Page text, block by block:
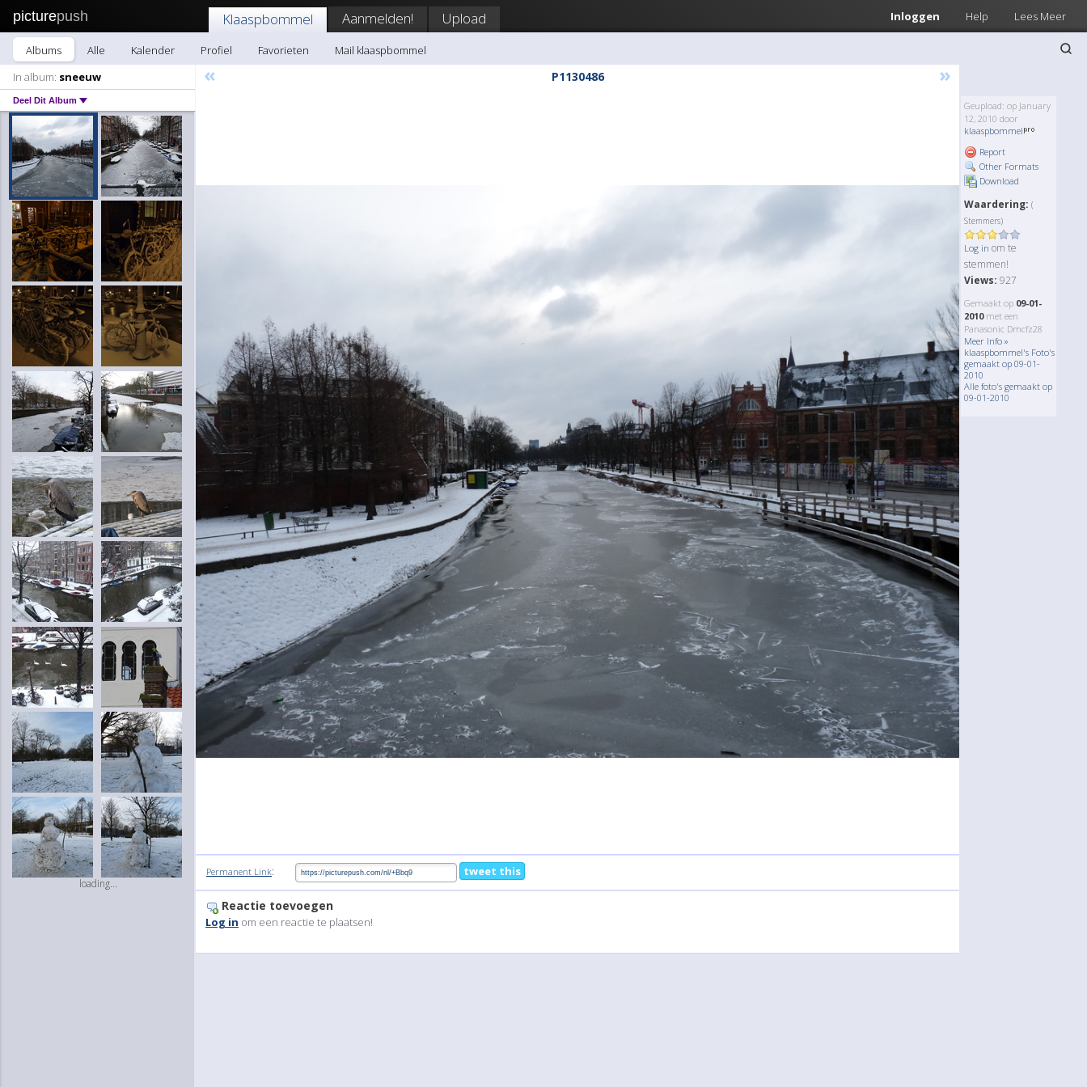
picturepush Inloggen Help Lees Meer
Klaaspbommel Aanmelden! Upload
Albums Alle Kalender Profiel Favorieten
Mail klaaspbommel
In album: sneeuw
Deel Dit Album
loading...
« P1130486 »
Geupload: op January
12, 2010 door
klaaspbommel
Report
Other Formats
Download
Waardering: (
Stemmers)
Log in om te
stemmen!
Views: 927
Gemaakt op 09-01-
2010met een
Panasonic Dmcfz28
Meer Info »
klaaspbommel's Foto's
gemaakt op 09-01-
2010
Alle foto's gemaakt op
09-01-2010
Permanent Link: tweet this
Reactie toevoegen
Log in om een reactie te plaatsen!